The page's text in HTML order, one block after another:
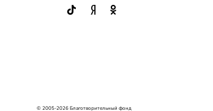
© 2005-2026 Благотворительный фонд